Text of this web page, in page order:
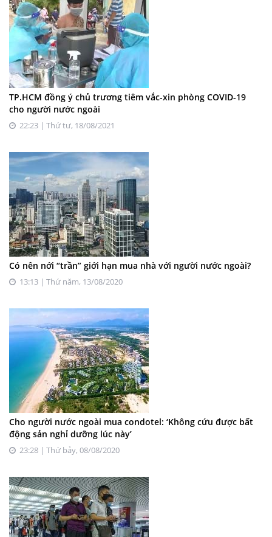
TP.HCM đồng ý chủ trương tiêm vắc-xin phòng COVID-19
cho người nước ngoài
22:23 | Thứ tư, 18/08/2021
Có nên nới “trần” giới hạn mua nhà với người nước ngoài?
13:13 | Thứ năm, 13/08/2020
Cho người nước ngoài mua condotel: ‘Không cứu được bất
động sản nghỉ dưỡng lúc này’
23:28 | Thứ bảy, 08/08/2020